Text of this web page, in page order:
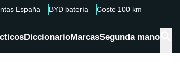
España BYD batería Coste 100 km
DiccionarioMarcasSegunda mano